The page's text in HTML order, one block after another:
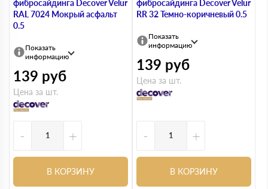
фибросайдинга Decover Velur
RAL 7024 Мокрый асфальт
0.5
Показать
информацию
139 руб
Цена за шт.
- +
В КОРЗИНУ
фибросайдинга Decover Velur
RR 32 Темно-коричневый 0.5
Показать
информацию
139 руб
Цена за шт.
- +
В КОРЗИНУ